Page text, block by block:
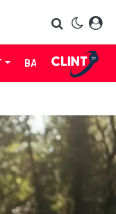
BABES LIFE